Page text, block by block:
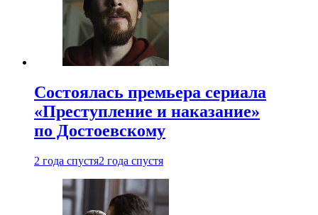
Состоялась премьера сериала
«Преступление и наказание»
по Достоевскому
2 года спустя2 года спустя